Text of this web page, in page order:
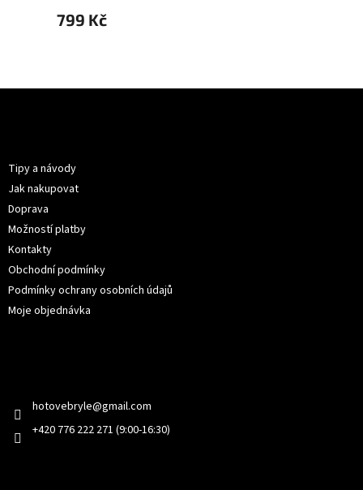
799 Kč
Tipy a návody
Jak nakupovat
Doprava
Možností platby
Kontakty
Obchodní podmínky
Podmínky ochrany osobních údajů
Moje objednávka
hotovebryle@gmail.com
+420 776 222 271 (9:00-16:30)